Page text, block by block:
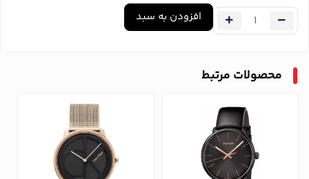
افزودن به سبد
محصولات مرتبط